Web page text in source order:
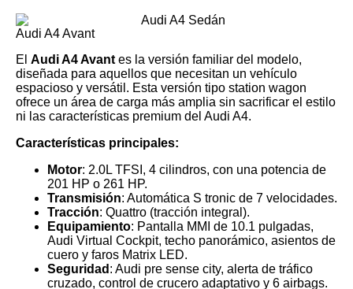
Audi A4 Avant
El Audi A4 Avant es la versión familiar del modelo,
diseñada para aquellos que necesitan un vehículo
espacioso y versátil. Esta versión tipo station wagon
ofrece un área de carga más amplia sin sacrificar el estilo
ni las características premium del Audi A4.
Características principales:
Motor: 2.0L TFSI, 4 cilindros, con una potencia de
201 HP o 261 HP.
Transmisión: Automática S tronic de 7 velocidades.
Tracción: Quattro (tracción integral).
Equipamiento: Pantalla MMI de 10.1 pulgadas,
Audi Virtual Cockpit, techo panorámico, asientos de
cuero y faros Matrix LED.
Seguridad : Audi pre sense city, alerta de tráfico
cruzado, control de crucero adaptativo y 6 airbags.